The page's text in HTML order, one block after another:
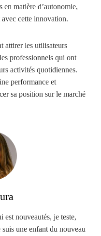
en matière d’autonomie,
cette innovation.
attirer les utilisateurs
professionnels qui ont
activités quotidiennes.
performance et
sa position sur le marché
est nouveautés, je teste,
une enfant du nouveau